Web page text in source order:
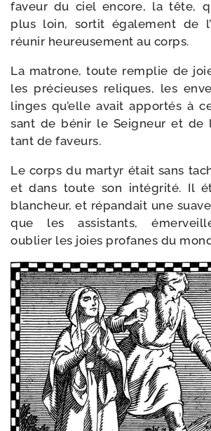
faveur du ciel encore, la tête,
plus loin, sor­tit éga­le­ment de
réunir heu­reu­se­ment au corps.
La matrone, toute rem­plie de
les pré­cieuses reliques, les
linges qu’elle avait appor­tés à
sant de bénir le Seigneur et de
tant de faveurs.
Le corps du mar­tyr était sans
et dans toute son inté­gri­té. Il
blan­cheur, et répan­dait une
que les assis­tants,
oublier les joies pro­fanes du